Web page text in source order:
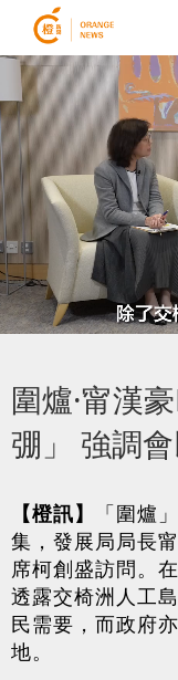
圍爐·甯漢
弸」 強調
【橙訊】
「圍爐
集，發展局局長
席柯創盛訪問。
透露交椅洲人工
民需要，而政府
地。